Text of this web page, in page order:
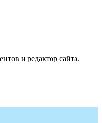
и редактор сайта.